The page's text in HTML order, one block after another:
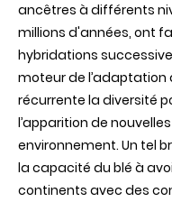
ancêtres à différents
millions d'années, ont
hybridations
moteur de l’adaptation
récurrente la diversité
l’apparition de
environnement. Un tel
la capacité du blé à
continents avec des